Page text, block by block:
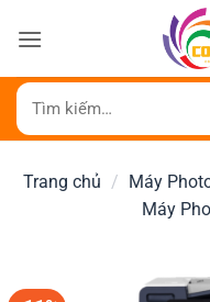
qua
dung
Tìm
kiếm:
Trang chủ / Máy
Máy